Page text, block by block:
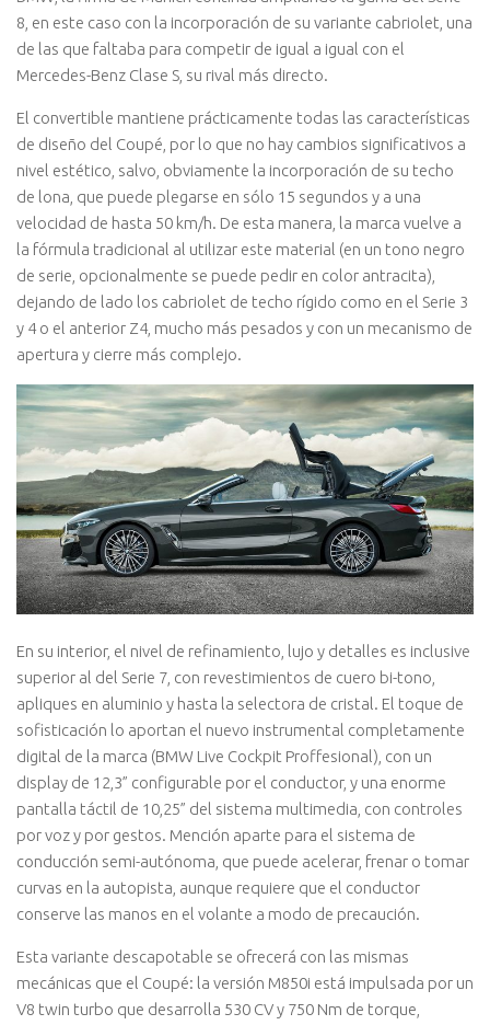
8, en este caso con la incorporación de su variante cabriolet, una
de las que faltaba para competir de igual a igual con el
Mercedes-Benz Clase S, su rival más directo.
El convertible mantiene prácticamente todas las características
de diseño del Coupé, por lo que no hay cambios significativos a
nivel estético, salvo, obviamente la incorporación de su techo
de lona, que puede plegarse en sólo 15 segundos y a una
velocidad de hasta 50 km/h. De esta manera, la marca vuelve a
la fórmula tradicional al utilizar este material (en un tono negro
de serie, opcionalmente se puede pedir en color antracita),
dejando de lado los cabriolet de techo rígido como en el Serie 3
y 4 o el anterior Z4, mucho más pesados y con un mecanismo de
apertura y cierre más complejo.
En su interior, el nivel de refinamiento, lujo y detalles es inclusive
superior al del Serie 7, con revestimientos de cuero bi-tono,
apliques en aluminio y hasta la selectora de cristal. El toque de
sofisticación lo aportan el nuevo instrumental completamente
digital de la marca (BMW Live Cockpit Proffesional), con un
display de 12,3” configurable por el conductor, y una enorme
pantalla táctil de 10,25” del sistema multimedia, con controles
por voz y por gestos. Mención aparte para el sistema de
conducción semi-autónoma, que puede acelerar, frenar o tomar
curvas en la autopista, aunque requiere que el conductor
conserve las manos en el volante a modo de precaución.
Esta variante descapotable se ofrecerá con las mismas
mecánicas que el Coupé: la versión M850i está impulsada por un
V8 twin turbo que desarrolla 530 CV y 750 Nm de torque,